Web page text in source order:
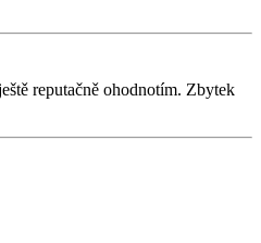
reputačně ohodnotím. Zbytek